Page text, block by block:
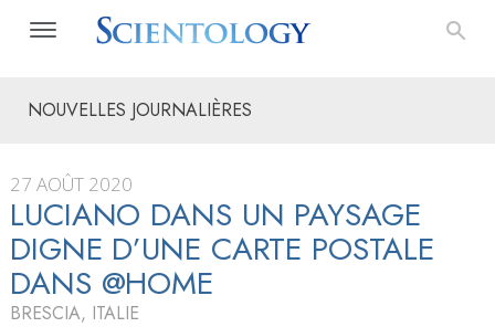
NOUVELLES JOURNALIÈRES
27 AOÛT 2020
LUCIANO DANS UN PAYSAGE
DIGNE D’UNE CARTE POSTALE
DANS @HOME
BRESCIA, ITALIE